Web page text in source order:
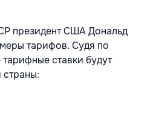
президент США Дональд
тарифов. Судя по
ставки будут
страны: